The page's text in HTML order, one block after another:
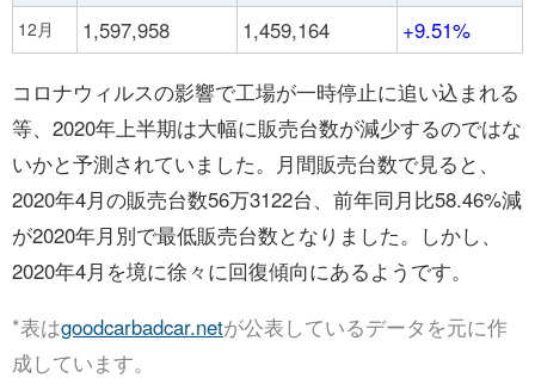
12月 1,597,958 1,459,164 +9.51%
コロナウィルスの影響で工場が一時停止に追い込まれる
等、2020年上半期は大幅に販売台数が減少するのではな
いかと予測されていました。月間販売台数で見ると、
2020年4月の販売台数56万3122台、前年同月比58.46%減
が2020年月別で最低販売台数となりました。しかし、
2020年4月を境に徐々に回復傾向にあるようです。
*表はgoodcarbadcar.netが公表しているデータを元に作
成しています。